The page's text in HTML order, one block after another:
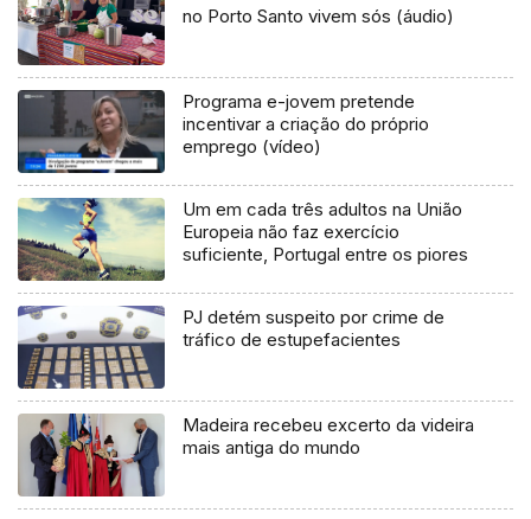
no Porto Santo vivem sós (áudio)
Programa e-jovem pretende
incentivar a criação do próprio
emprego (vídeo)
Um em cada três adultos na União
Europeia não faz exercício
suficiente, Portugal entre os piores
PJ detém suspeito por crime de
tráfico de estupefacientes
Madeira recebeu excerto da videira
mais antiga do mundo